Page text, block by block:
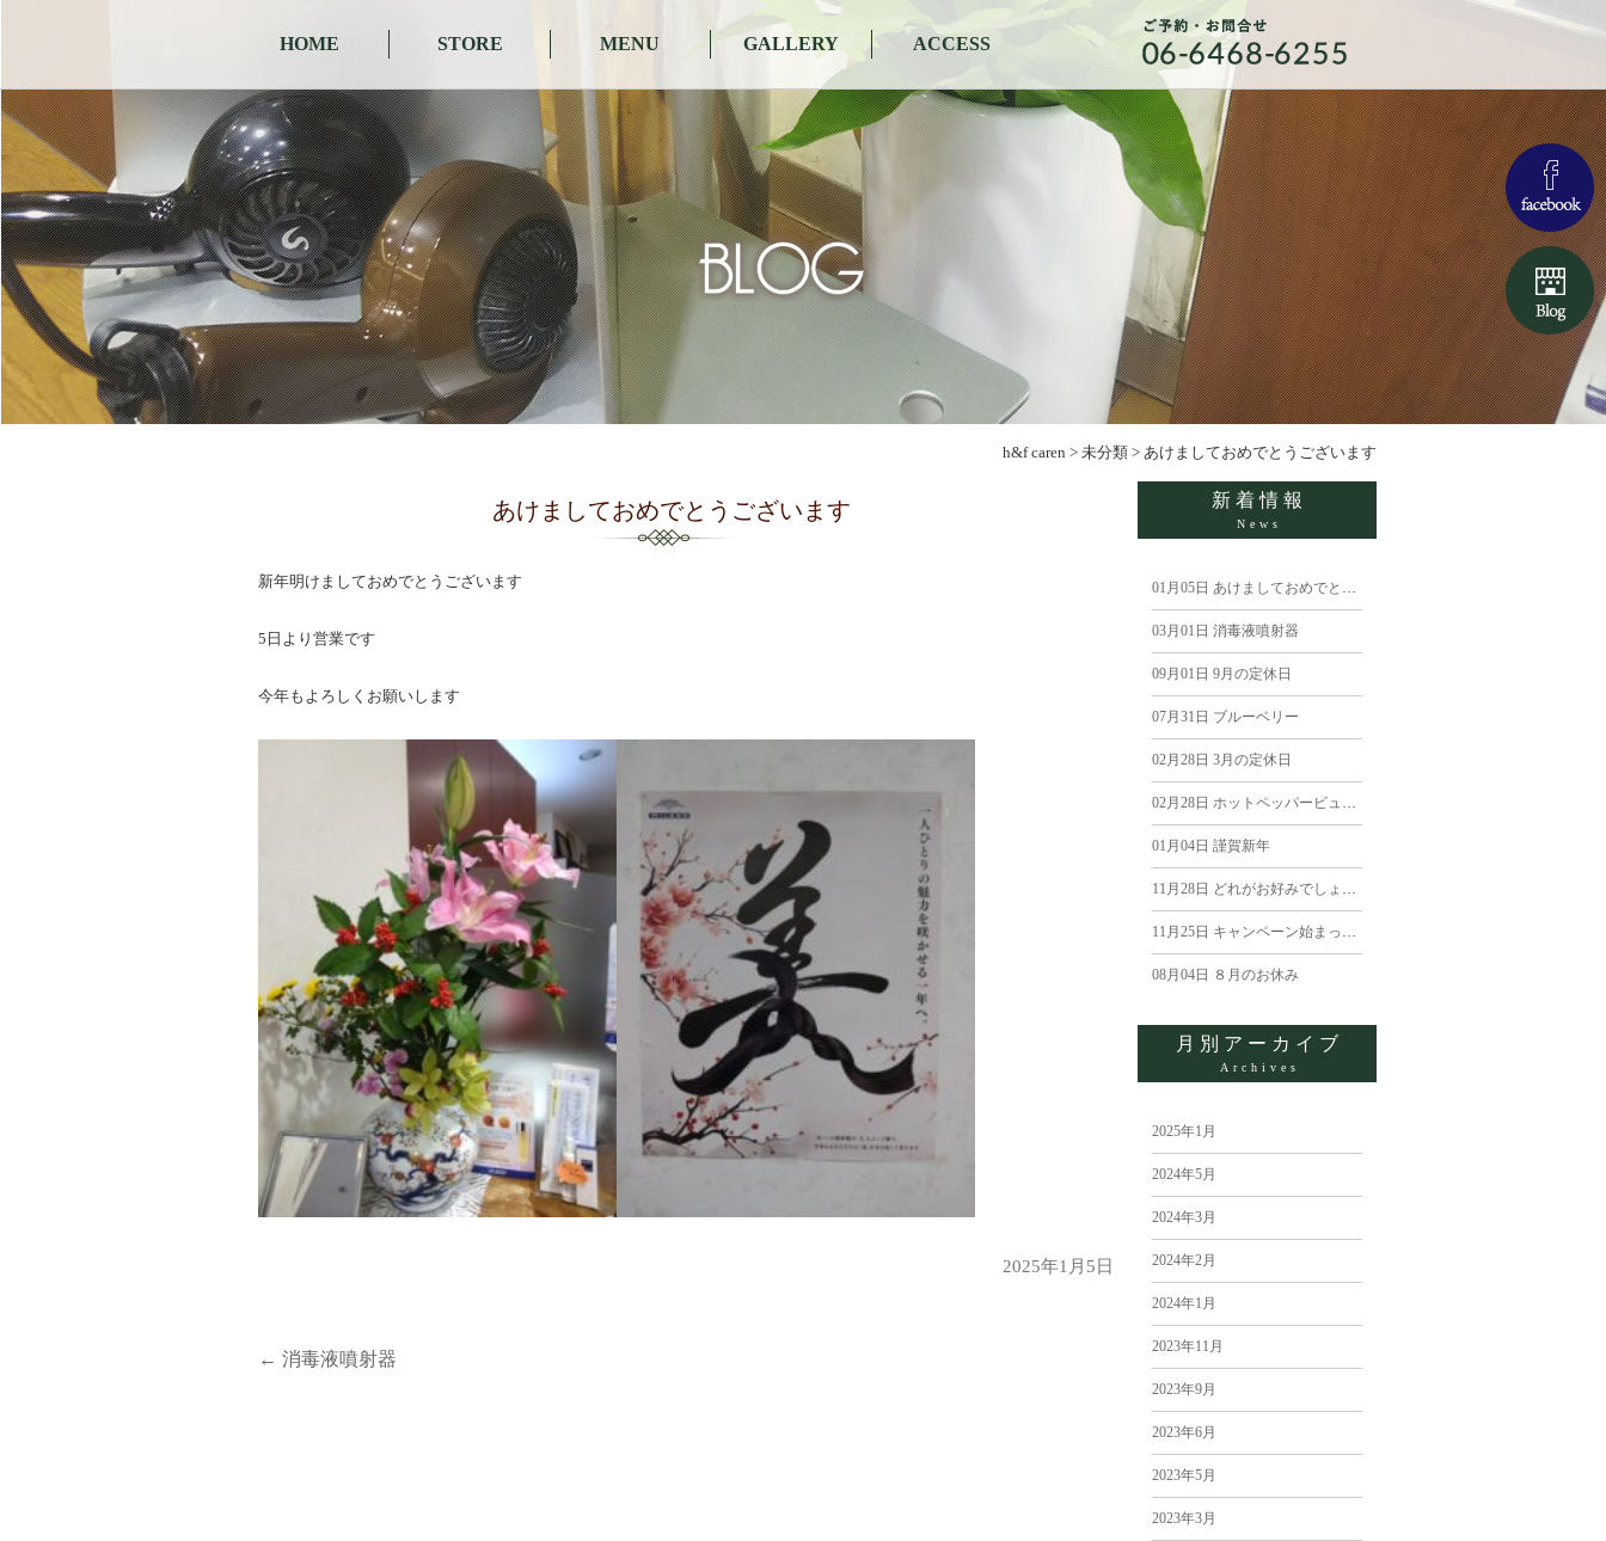
HOME STORE MENU GALLERY ACCESS
h&f caren > 未分類 > あけましておめでとうございます
あけましておめでとうございます
新年明けましておめでとうございます
5日より営業です
今年もよろしくお願いします
2025年1月5日
投
← 消毒液噴射器
新着情報
News
01月05日 あけましておめでとうございます
03月01日 消毒液噴射器
09月01日 9月の定休日
07月31日 ブルーベリー
02月28日 3月の定休日
02月28日 ホットペッパービューティー
01月04日 謹賀新年
11月28日 どれがお好みでしょう？
11月25日 キャンペーン始まっています
08月04日 ８月のお休み
月別アーカイブ
Archives
2025年1月
2024年5月
2024年3月
2024年2月
2024年1月
2023年11月
2023年9月
2023年6月
2023年5月
2023年3月